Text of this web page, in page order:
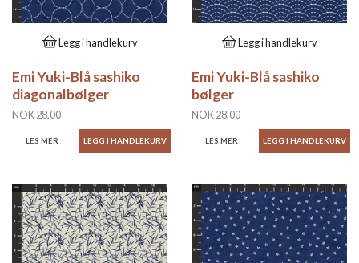
Legg i handlekurv
Emi Yuki-Blå sashiko
diagonalbølger
NOK 28,00
LES MER
Legg i handlekurv
Emi Yuki-Blå sashiko
bølger
NOK 28,00
LES MER